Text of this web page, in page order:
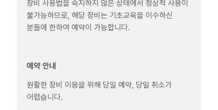
장비 사용법을 숙지하지 않은 상태에서 정상적 사용이
불가능하므로, 해당 장비는 기초교육을 이수하신
분들에 한하여 예약이 가능합니다.
예약 안내
원활한 장비 이용을 위해 당일 예약, 당일 취소가
어렵습니다.